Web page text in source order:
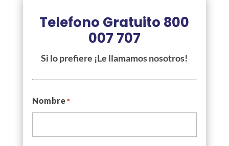
Telefono Gratuito 800
007 707
Si lo prefiere ¡Le llamamos nosotros!
Nombre*